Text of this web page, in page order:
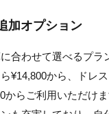
加オプション
合わせて選べるプラ
¥14,800から、ドレ
からご利用いただけま